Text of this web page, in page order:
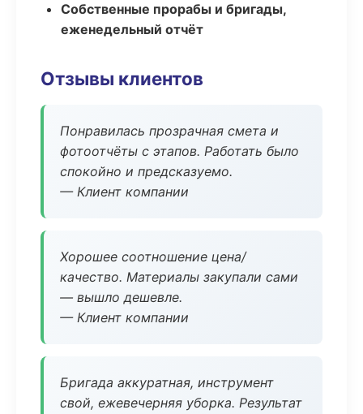
Собственные прорабы и бригады,
еженедельный отчёт
Отзывы клиентов
Понравилась прозрачная смета и
фотоотчёты с этапов. Работать было
спокойно и предсказуемо.
— Клиент компании
Хорошее соотношение цена/
качество. Материалы закупали сами
— вышло дешевле.
— Клиент компании
Бригада аккуратная, инструмент
свой, ежевечерняя уборка. Результат